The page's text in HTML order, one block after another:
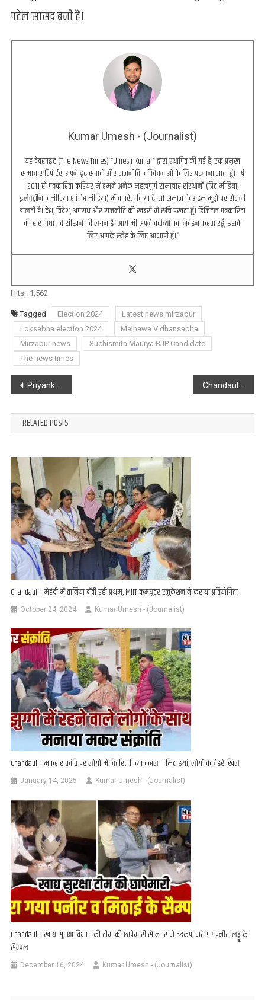
पटेल सांसद बनी हैं।
Kumar Umesh - (Journalist)
यह वेबसाइट (The News Times) “Umesh Kumar” द्वारा स्थापित की गई है, एक प्रमुख
समाचार रिपोर्टर, अपने दृढ़ संवादों और राजनीतिक विवेचनाओं के लिए पहचाना जाता हूँ। वर्ष
2011 से पत्रकारिता करियर में हमने अनेक महत्वपूर्ण समाचार संस्थानों (प्रिंट मीडिया,
इलेक्ट्रॉनिक मीडिया एवं वेब मीडिया) में कवरेज किया है, जो समाज के अहम मुद्दों पर रोशनी
डालती हैं। देश, विदेश, अपराध और राजनीति की खबरों में रुचि रखता हूँ। डिजिटल पत्रकारिता
की सर विधा को सीखने की लगन है। आगे भी अपने कर्तव्यों का निर्वहन करता रहूँ, इसके
लिए आपके स्नेह के लिए आभारी हूँ।”
Hits : 1,562
Tagged Election 2024
Latest news mirzapur
Loksabha election 2024
Majhawa Vidhansabha
Mirzapur news
Suchismita Maurya BJP Candidate
The news times
Post
navigation
Priyanka Gandhi : करोड़ो की संपत्ति की मालकिन हैं प्रियंका, जाने कितने मुकदमे हैं प्रियंका पर
RELATED POSTS
Chandauli : मेहंदी में ​तानिया बॉबी रही प्रथम, MIIT कम्प्यूटर एजुकेशन ने कराया प्रतियोगिता
October 24, 2024 Kumar Umesh - (Journalist)
Chandauli : मकर संक्रांति पर लोगों में वितरित किया कंबल व मिठाइयां, लोगों के चेहरे खिले
January 14, 2025 Kumar Umesh - (Journalist)
Chandauli : खाद्य सुरक्षा विभाग की टीम की छापेमारी से नगर में हड़कंप, भरे गए पनीर, लड्डू के
सैम्पल
December 16, 2024 Kumar Umesh - (Journalist)